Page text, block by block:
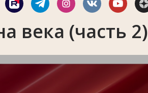
века (часть 2)